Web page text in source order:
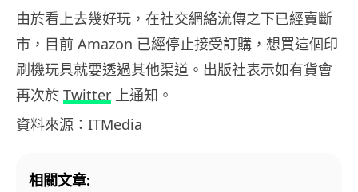
由於看上去幾好玩，在社交網絡流傳之下已經賣斷
市，目前 Amazon 已經停止接受訂購，想買這個印
刷機玩具就要透過其他渠道。出版社表示如有貨會
再次於 Twitter 上通知。
資料來源：ITMedia
相關文章: